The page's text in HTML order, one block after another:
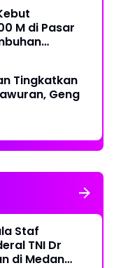
M di Pasar
Tingkatkan
Geng
Staf
TNI Dr
di Medan